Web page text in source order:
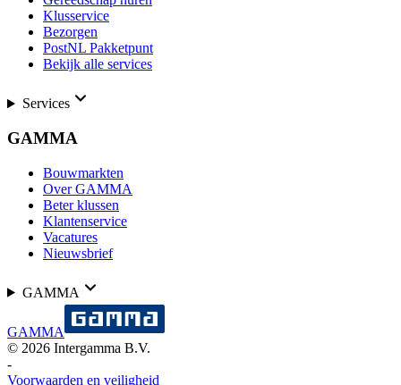
Klusservice
Bezorgen
PostNL Pakketpunt
Bekijk alle services
Services
GAMMA
Bouwmarkten
Over GAMMA
Beter klussen
Klantenservice
Vacatures
Nieuwsbrief
GAMMA
GAMMA
© 2026 Intergamma B.V.
-
Voorwaarden en veiligheid